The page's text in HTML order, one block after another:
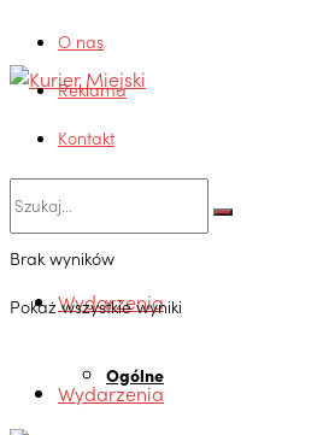
O nas
Reklama
Kontakt
Brak wyników
Pokaż wszystkie wyniki
Wydarzenia
Ogólne
Wydarzenia